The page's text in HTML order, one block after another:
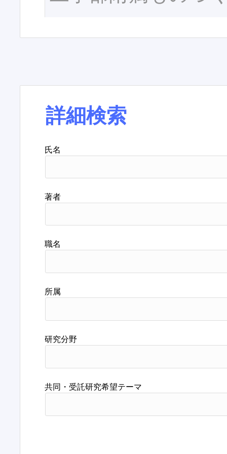
詳細検索
氏名
著者
職名
所属
研究分野
共同・受託研究希望テーマ